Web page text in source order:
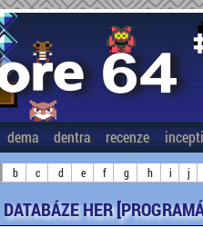
dema dentra recenze
b c d e f g h i j
DATABÁZE HER